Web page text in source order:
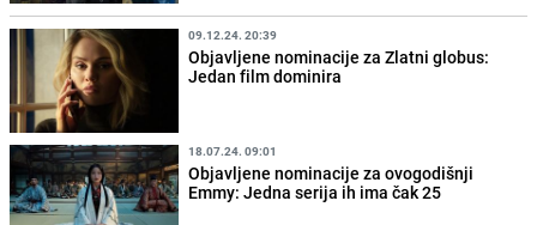
09.12.24. 20:39
Objavljene nominacije za Zlatni globus:
Jedan film dominira
18.07.24. 09:01
Objavljene nominacije za ovogodišnji
Emmy: Jedna serija ih ima čak 25